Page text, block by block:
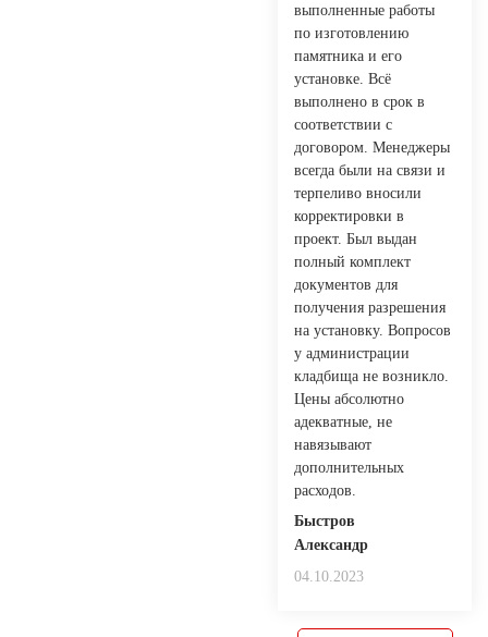
выполненные работы
по изготовлению
памятника и его
установке. Всё
выполнено в срок в
соответствии с
договором. Менеджеры
всегда были на связи и
терпеливо вносили
корректировки в
проект. Был выдан
полный комплект
документов для
получения разрешения
на установку. Вопросов
у администрации
кладбища не возникло.
Цены абсолютно
адекватные, не
навязывают
дополнительных
расходов.
Быстров
Александр
04.10.2023